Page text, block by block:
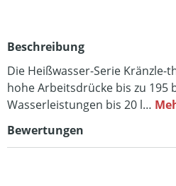
Beschreibung
Die Heißwasser-Serie
hohe Arbeitsdrücke bis zu 195
Wasserleistungen bis 20 l…
Bewertungen